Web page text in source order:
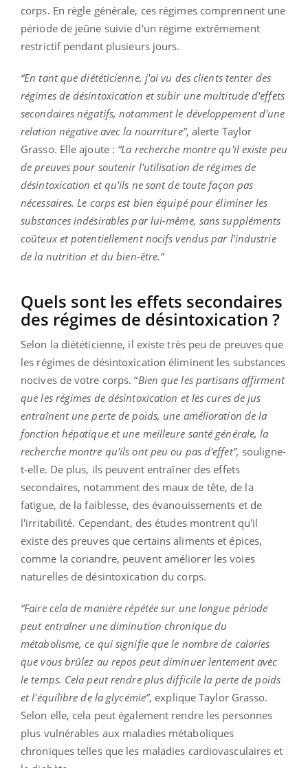
corps. En règle générale, ces régimes comprennent une
période de jeûne suivie d'un régime extrêmement
restrictif pendant plusieurs jours.
“En tant que diététicienne, j'ai vu des clients tenter des
régimes de désintoxication et subir une multitude d'effets
secondaires négatifs, notamment le développement d'une
relation négative avec la nourriture”, alerte Taylor
Grasso. Elle ajoute : “La recherche montre qu'il existe peu
de preuves pour soutenir l'utilisation de régimes de
désintoxication et qu'ils ne sont de toute façon pas
nécessaires. Le corps est bien équipé pour éliminer les
substances indésirables par lui-même, sans suppléments
coûteux et potentiellement nocifs vendus par l'industrie
de la nutrition et du bien-être.”
Quels sont les effets secondaires
des régimes de désintoxication ?
Selon la diététicienne, il existe très peu de preuves que
les régimes de désintoxication éliminent les substances
nocives de votre corps. “Bien que les partisans affirment
que les régimes de désintoxication et les cures de jus
entraînent une perte de poids, une amélioration de la
fonction hépatique et une meilleure santé générale, la
recherche montre qu'ils ont peu ou pas d'effet”, souligne-
t-elle. De plus, ils peuvent entraîner des effets
secondaires, notamment des maux de tête, de la
fatigue, de la faiblesse, des évanouissements et de
l'irritabilité. Cependant, des études montrent qu'il
existe des preuves que certains aliments et épices,
comme la coriandre, peuvent améliorer les voies
naturelles de désintoxication du corps.
“Faire cela de manière répétée sur une longue période
peut entraîner une diminution chronique du
métabolisme, ce qui signifie que le nombre de calories
que vous brûlez au repos peut diminuer lentement avec
le temps. Cela peut rendre plus difficile la perte de poids
et l'équilibre de la glycémie”, explique Taylor Grasso.
Selon elle, cela peut également rendre les personnes
plus vulnérables aux maladies métaboliques
chroniques telles que les maladies cardiovasculaires et